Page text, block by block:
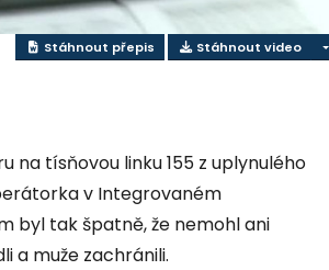
Stáhnout přepis Stáhnout video
na tísňovou linku 155 z uplynulého
v Integrovaném
byl tak špatně, že nemohl ani
a muže zachránili.